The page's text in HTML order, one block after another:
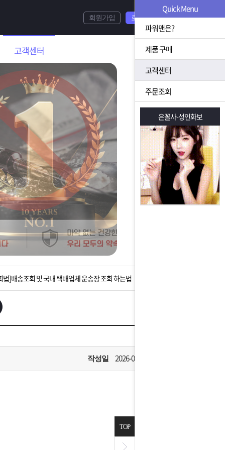
고객센터
회원가입 로그인
상황을 대비해 꼭 입금후 고객센터 연락바랍니다.
연휴 배송 및 휴무 안내
]배송조회 및 국내 택배업체 운송장 조회 하는법
고객 앱설치 가능합니다.
안내] 집 밖에 주소로 택배 받기
작성일 2026-06-16
Quick Menu
파워맨은?
제품 구매
고객센터
주문조회
은꼴사-성인화보 은꼴사-성인화보
TOP